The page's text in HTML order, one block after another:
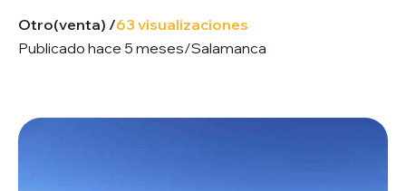
Otro(venta) /63 visualizaciones
Publicado hace 5 meses/Salamanca